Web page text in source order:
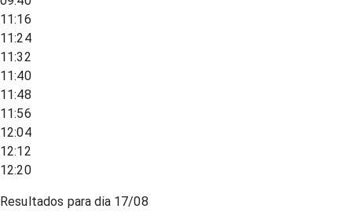
11:16
11:24
11:32
11:40
11:48
11:56
12:04
12:12
12:20
Resultados para dia 17/08